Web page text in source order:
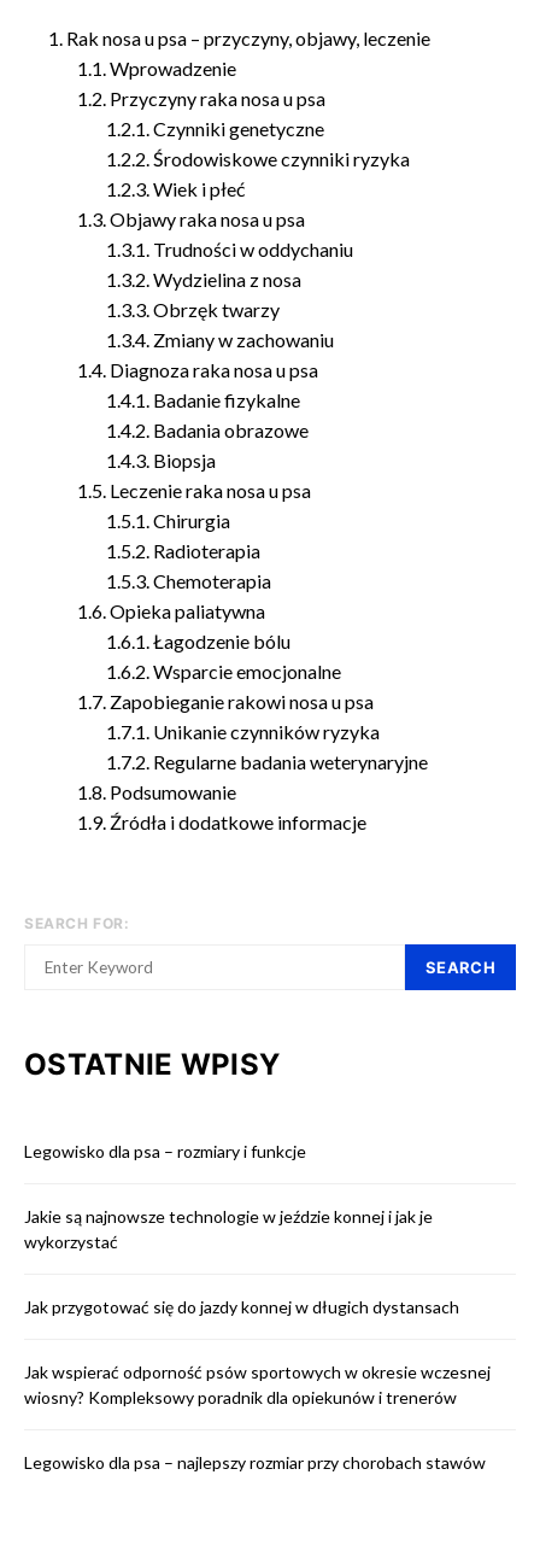
Rak nosa u psa – przyczyny, objawy, leczenie
Wprowadzenie
Przyczyny raka nosa u psa
Czynniki genetyczne
Środowiskowe czynniki ryzyka
Wiek i płeć
Objawy raka nosa u psa
Trudności w oddychaniu
Wydzielina z nosa
Obrzęk twarzy
Zmiany w zachowaniu
Diagnoza raka nosa u psa
Badanie fizykalne
Badania obrazowe
Biopsja
Leczenie raka nosa u psa
Chirurgia
Radioterapia
Chemoterapia
Opieka paliatywna
Łagodzenie bólu
Wsparcie emocjonalne
Zapobieganie rakowi nosa u psa
Unikanie czynników ryzyka
Regularne badania weterynaryjne
Podsumowanie
Źródła i dodatkowe informacje
SEARCH FOR:
SEARCH
OSTATNIE WPISY
Legowisko dla psa – rozmiary i funkcje
Jakie są najnowsze technologie w jeździe konnej i jak je
wykorzystać
Jak przygotować się do jazdy konnej w długich dystansach
Jak wspierać odporność psów sportowych w okresie wczesnej
wiosny? Kompleksowy poradnik dla opiekunów i trenerów
Legowisko dla psa – najlepszy rozmiar przy chorobach stawów